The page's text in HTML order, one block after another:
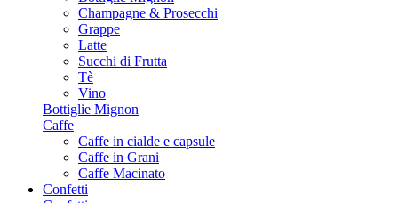
Champagne & Prosecchi
Grappe
Latte
Succhi di Frutta
Tè
Vino
Bottiglie Mignon
Caffe
Caffe in cialde e capsule
Caffe in Grani
Caffe Macinato
Confetti